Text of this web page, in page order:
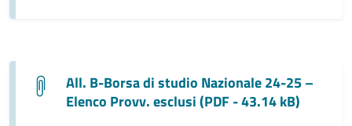
All. B-Borsa di studio Nazionale 24-25 –
Elenco Provv. esclusi (PDF - 43.14 kB)